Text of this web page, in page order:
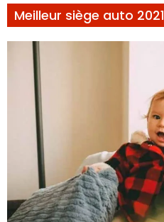
Meilleur siège auto 2021